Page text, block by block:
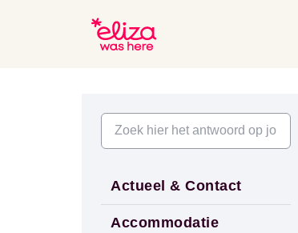
Actueel & Contact
Accommodatie